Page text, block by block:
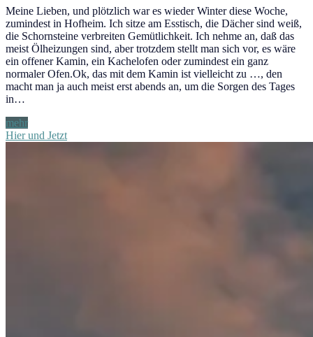
Meine Lieben, und plötzlich war es wieder Winter diese Woche,
zumindest in Hofheim. Ich sitze am Esstisch, die Dächer sind weiß,
die Schornsteine verbreiten Gemütlichkeit. Ich nehme an, daß das
meist Ölheizungen sind, aber trotzdem stellt man sich vor, es wäre
ein offener Kamin, ein Kachelofen oder zumindest ein ganz
normaler Ofen.Ok, das mit dem Kamin ist vielleicht zu …, den
macht man ja auch meist erst abends an, um die Sorgen des Tages
in…
mehrSpezialisten
Hier und Jetzt